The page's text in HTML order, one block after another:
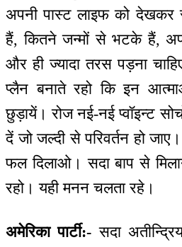
अपनी पास्ट लाइफ को देखकर
हैं, कितने जन्मों से भटके हैं,
और ही ज्यादा तरस पड़ना
प्लैन बनाते रहो कि इन
छुड़ायें। रोज नई-नई प्वॉइन्ट
दें जो जल्दी से परिवर्तन हो
फल दिलाओ। सदा बाप से
रहो। यही मनन चलता रहे।
अमेरिका पार्टी:- सदा